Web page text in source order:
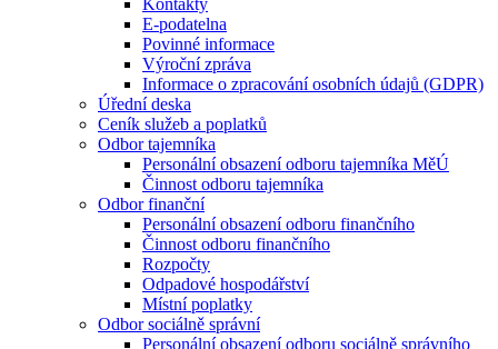
Kontakty
E-podatelna
Povinné informace
Výroční zpráva
Informace o zpracování osobních údajů (GDPR)
Úřední deska
Ceník služeb a poplatků
Odbor tajemníka
Personální obsazení odboru tajemníka MěÚ
Činnost odboru tajemníka
Odbor finanční
Personální obsazení odboru finančního
Činnost odboru finančního
Rozpočty
Odpadové hospodářství
Místní poplatky
Odbor sociálně správní
Personální obsazení odboru sociálně správního